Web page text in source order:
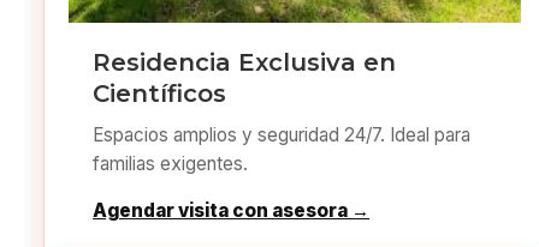
Residencia Exclusiva en
Científicos
Espacios amplios y seguridad 24/7. Ideal para
familias exigentes.
Agendar visita con asesora →